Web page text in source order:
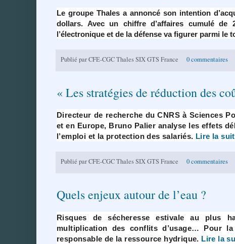
Le groupe Thales a annoncé son intention
dollars. Avec un chiffre d’affaires cumulé de
l’électronique et de la défense va figurer parmi le
Publié parCFE-CGC Thales SIX GTS France 0 commentaires
« Les stratégies de réduction des
Directeur de recherche du CNRS à Sciences
et en Europe, Bruno Palier analyse les effets
l’emploi et la protection des salariés. Lire la
Publié parCFE-CGC Thales SIX GTS France 0 commentaires
Quels enjeux autour de l’eau ?
Risques de sécheresse estivale au plus
multiplication des conflits d’usage… Pour
responsable de la ressource hydrique. Lire la